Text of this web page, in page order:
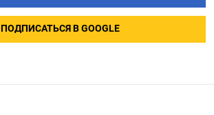
ПОДПИСАТЬСЯ В GOOGLE